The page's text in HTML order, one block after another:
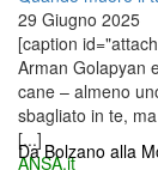
29 Giugno 2025
[caption
Arman Golapyan
cane – almeno
sbagliato in te,
[...]
ANSA.it
Da Bolzano alla